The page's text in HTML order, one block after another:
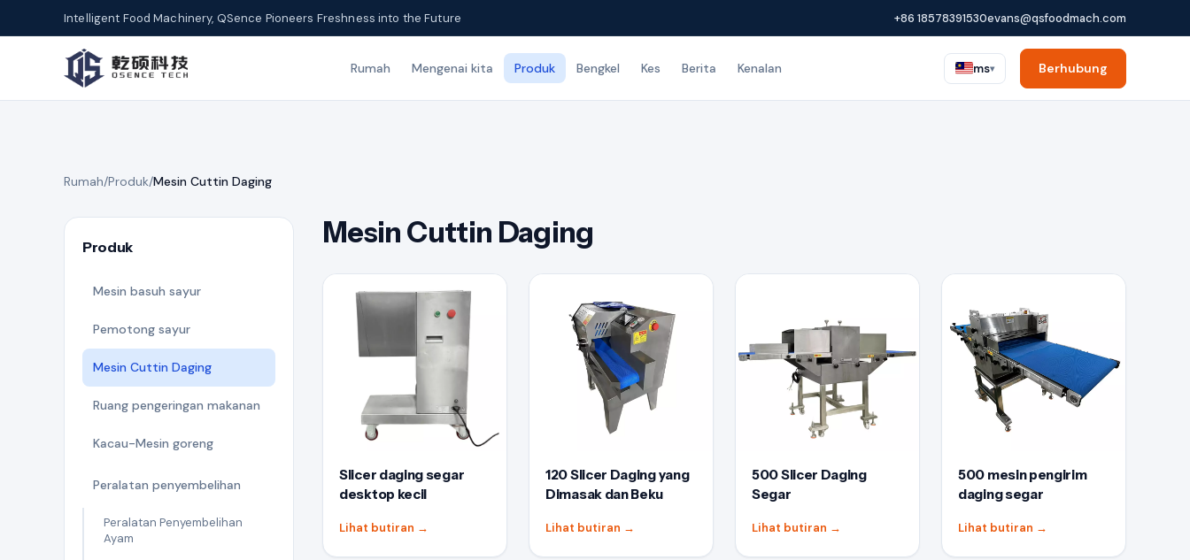
Intelligent Food Machinery, QSence Pioneers Freshness into the Future +86 18578391530evans@qsfoodmach.com
Rumah Mengenai kita Produk Bengkel Kes Berita Kenalan ms▾ Berhubung
Rumah/Produk/Mesin Cuttin Daging
Produk
Mesin basuh sayur
Pemotong sayur
Mesin Cuttin Daging
Ruang pengeringan makanan
Kacau-Mesin goreng
Peralatan penyembelihan
Peralatan Penyembelihan
Ayam
Mesin Cuttin Daging
Slicer daging segar
desktop kecil
Lihat butiran →
120 Slicer Daging yang
Dimasak dan Beku
Lihat butiran →
500 Slicer Daging
Segar
Lihat butiran →
500 mesin pengirim
daging segar
Lihat butiran →